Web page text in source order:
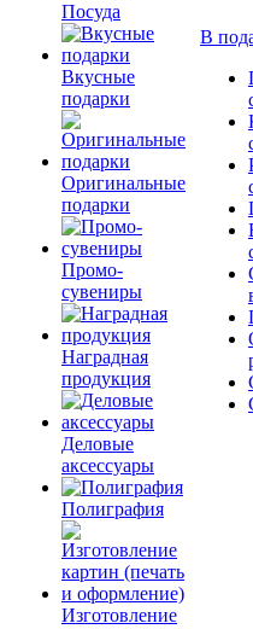
Посуда
Вкусные
подарки
Оригинальные
подарки
Промо-
сувениры
Наградная
продукция
Деловые
аксессуары
Полиграфия
Изготовление
В